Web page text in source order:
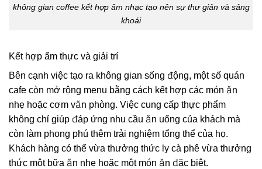
không gian coffee kết hợp âm nhạc tạo nên sự thư giản và sảng
khoái
Kết hợp ẩm thực và giải trí
Bên cạnh việc tạo ra không gian sống động, một số quán
cafe còn mở rộng menu bằng cách kết hợp các món ăn
nhẹ hoặc cơm văn phòng. Việc cung cấp thực phẩm
không chỉ giúp đáp ứng nhu cầu ăn uống của khách mà
còn làm phong phú thêm trải nghiệm tổng thể của họ.
Khách hàng có thể vừa thưởng thức ly cà phê vừa thưởng
thức một bữa ăn nhẹ hoặc một món ăn đặc biệt.